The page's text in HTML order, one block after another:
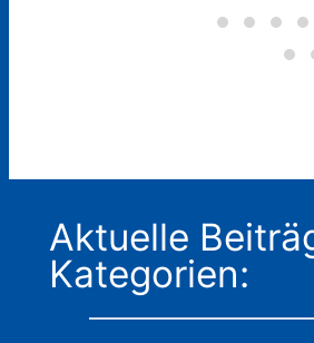
Aktuelle
Kategorien: